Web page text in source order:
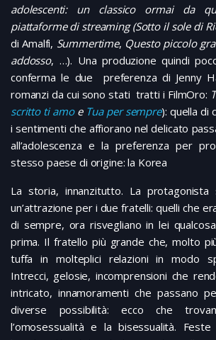
adolescenti: un classico ormai da
piattaforme di streaming (Sotto il sole di
di Amalfi, Summertime, Questo piccolo
addosso, …). Una produzione quindi
conferma le due preferenza di Jenny
romanzi da cui sono stati tratti i FilmOro: T
scritto ti amoe Tua per sempre): quella di
i sentimenti che affiorano nel delicato
all’adolescenza e la preferenza per
stesso paese di origine: la Korea
La storia, innanzitutto. La
un’attrazione per i due fratelli: quelli che
di sempre, ora risvegliano in lei
prima. Il fratello più grande che, molto
tuffa in molteplici relazioni in modo
Intrecci, gelosie, incomprensioni che
intricato, innamoramenti che passano
diverse possibilità: ecco che
l’omosessualità e la bisessualità.